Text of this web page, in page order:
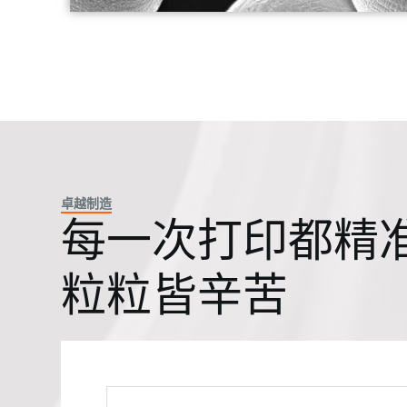
卓越制造
每一次打印都精
粒粒皆辛苦